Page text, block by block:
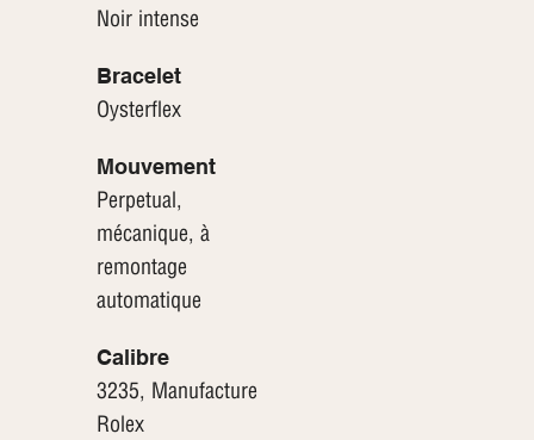
Noir intense
Bracelet
Oysterflex
Mouvement
Perpetual,
mécanique, à
remontage
automatique
Calibre
3235, Manufacture
Rolex